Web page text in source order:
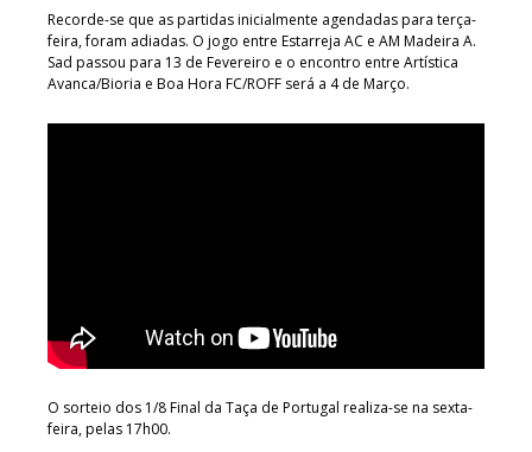
Recorde-se que as partidas inicialmente agendadas para terça-
feira, foram adiadas. O jogo entre Estarreja AC e AM Madeira A.
Sad passou para 13 de Fevereiro e o encontro entre Artística
Avanca/Bioria e Boa Hora FC/ROFF será a 4 de Março.
O sorteio dos 1/8 Final da Taça de Portugal realiza-se na sexta-
feira, pelas 17h00.